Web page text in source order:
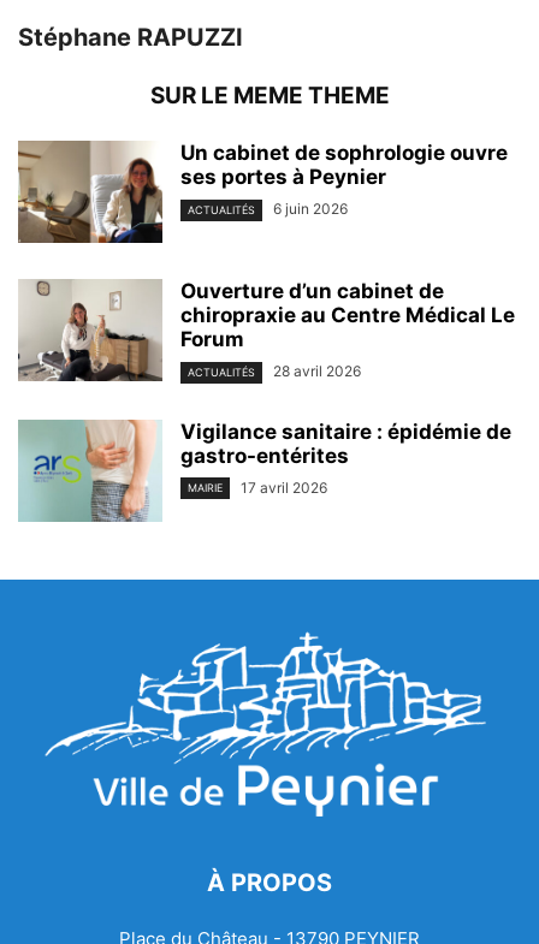
Stéphane RAPUZZI
SUR LE MEME THEME
Un cabinet de sophrologie ouvre
ses portes à Peynier
ACTUALITÉS 6 juin 2026
Ouverture d’un cabinet de
chiropraxie au Centre Médical Le
Forum
ACTUALITÉS 28 avril 2026
Vigilance sanitaire : épidémie de
gastro-entérites
MAIRIE 17 avril 2026
À PROPOS
Place du Château - 13790 PEYNIER